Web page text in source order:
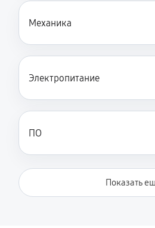
Ремонт разъема
Механика
Электропитание
ПО
Показать